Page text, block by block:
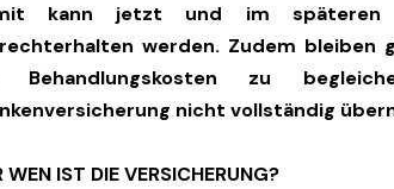
kann jetzt und im späteren
werden. Zudem bleiben
Behandlungskosten zu
nicht vollständig
WEN IST DIE VERSICHERUNG?